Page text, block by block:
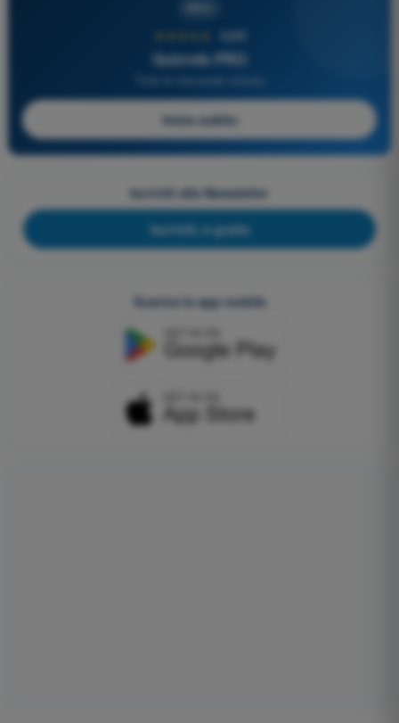
4,6/5
Quizvds PRO
Inizia subito
Iscriviti alla Newsletter
Iscriviti, è gratis
Scarica le app mobile